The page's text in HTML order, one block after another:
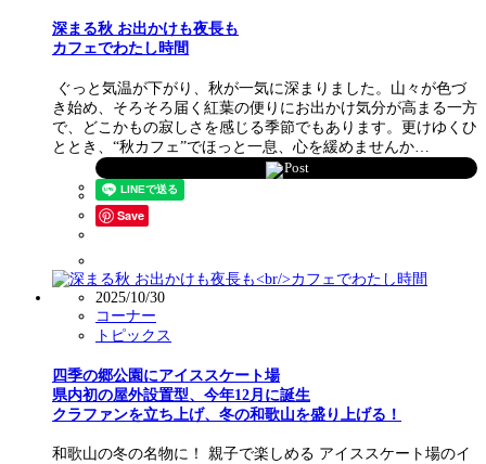
深まる秋 お出かけも夜長も
カフェでわたし時間
ぐっと気温が下がり、秋が一気に深まりました。山々が色づ
き始め、そろそろ届く紅葉の便りにお出かけ気分が高まる一方
で、どこかもの寂しさを感じる季節でもあります。更けゆくひ
ととき、“秋カフェ”でほっと一息、心を緩めませんか…
Post
Save
2025/10/30
コーナー
トピックス
四季の郷公園にアイススケート場
県内初の屋外設置型、今年12月に誕生
クラファンを立ち上げ、冬の和歌山を盛り上げる！
和歌山の冬の名物に！ 親子で楽しめる アイススケート場のイ